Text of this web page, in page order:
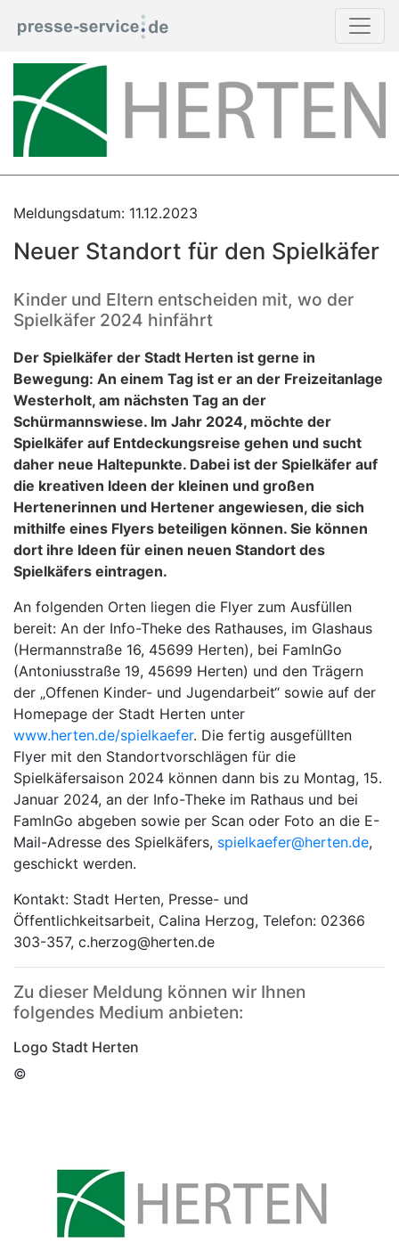
Meldungsdatum: 11.12.2023
Neuer Standort für den Spielkäfer
Kinder und Eltern entscheiden mit, wo der
Spielkäfer 2024 hinfährt
Der Spielkäfer der Stadt Herten ist gerne in
Bewegung: An einem Tag ist er an der Freizeitanlage
Westerholt, am nächsten Tag an der
Schürmannswiese. Im Jahr 2024, möchte der
Spielkäfer auf Entdeckungsreise gehen und sucht
daher neue Haltepunkte. Dabei ist der Spielkäfer auf
die kreativen Ideen der kleinen und großen
Hertenerinnen und Hertener angewiesen, die sich
mithilfe eines Flyers beteiligen können. Sie können
dort ihre Ideen für einen neuen Standort des
Spielkäfers eintragen.
An folgenden Orten liegen die Flyer zum Ausfüllen
bereit: An der Info-Theke des Rathauses, im Glashaus
(Hermannstraße 16, 45699 Herten), bei FamInGo
(Antoniusstraße 19, 45699 Herten) und den Trägern
der „Offenen Kinder- und Jugendarbeit“ sowie auf der
Homepage der Stadt Herten unter
www.herten.de/spielkaefer. Die fertig ausgefüllten
Flyer mit den Standortvorschlägen für die
Spielkäfersaison 2024 können dann bis zu Montag, 15.
Januar 2024, an der Info-Theke im Rathaus und bei
FamInGo abgeben sowie per Scan oder Foto an die E-
Mail-Adresse des Spielkäfers, spielkaefer@herten.de,
geschickt werden.
Kontakt: Stadt Herten, Presse- und
Öffentlichkeitsarbeit, Calina Herzog, Telefon: 02366
303-357, c.herzog@herten.de
Zu dieser Meldung können wir Ihnen
folgendes Medium anbieten:
Logo Stadt Herten
©